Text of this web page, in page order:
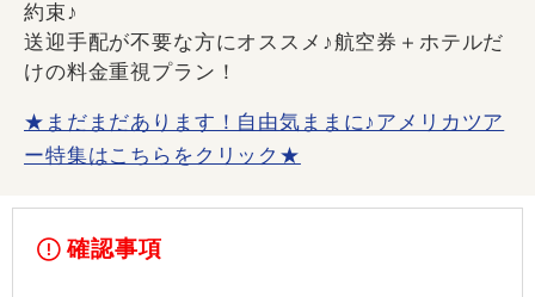
約束♪
送迎手配が不要な方にオススメ♪航空券＋ホテルだ
けの料金重視プラン！
★まだまだあります！自由気ままに♪アメリカツア
ー特集はこちらをクリック★
確認事項